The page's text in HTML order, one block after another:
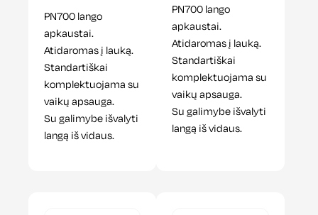
PN700 lango
apkaustai.
Atidaromas į lauką.
Standartiškai
komplektuojama su
vaikų apsauga.
Su galimybe išvalyti
langą iš vidaus.
PN700 lango
apkaustai.
Atidaromas į lauką.
Standartiškai
komplektuojama su
vaikų apsauga.
Su galimybe išvalyti
langą iš vidaus.